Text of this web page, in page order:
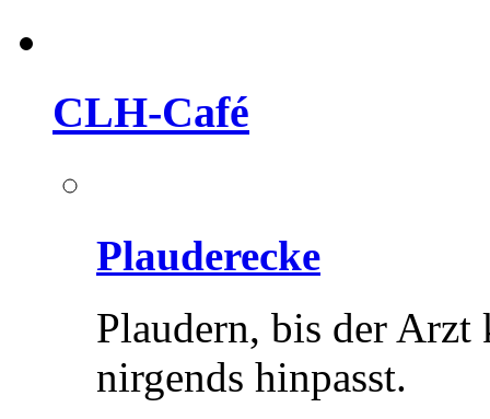
CLH-Café
Plauderecke
Plaudern, bis der Arzt
nirgends hinpasst.